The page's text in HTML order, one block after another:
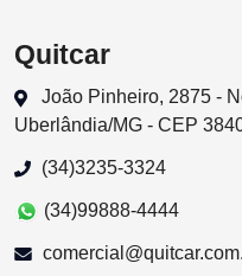
Quitcar
João Pinheiro, 2875 -
Uberlândia/MG - CEP
(34)3235-3324
(34)99888-4444